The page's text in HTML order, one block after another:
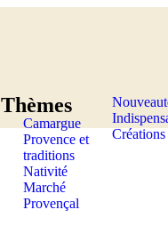
Thèmes
Camargue
Provence et
traditions
Nativité
Marché
Provençal
Créations